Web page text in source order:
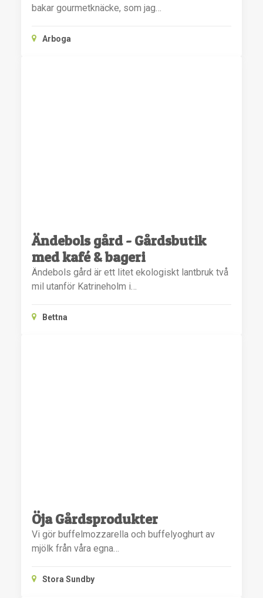
bakar gourmetknäcke, som jag…
Arboga
Ändebols gård - Gårdsbutik
med kafé & bageri
Ändebols gård är ett litet ekologiskt lantbruk två
mil utanför Katrineholm i…
Bettna
Öja Gårdsprodukter
Vi gör buffelmozzarella och buffelyoghurt av
mjölk från våra egna…
Stora Sundby